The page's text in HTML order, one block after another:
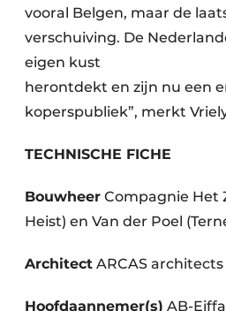
vooral Belgen, maar de
verschuiving. De
eigen kust
herontdekt en zijn nu een
koperspubliek”, merkt
TECHNISCHE FICHE
Bouwheer Compagnie Het
Heist) en Van der Poel
Architect ARCAS
Hoofdaannemer(s) AB-